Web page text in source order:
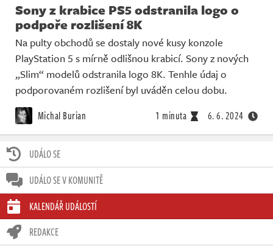
UDÁLO SE
UDÁLO SE V KOMUNITĚ
KALENDÁŘ UDÁLOSTÍ
REDAKCE
Sony z krabice PS5 odstranila logo o
podpoře rozlišení 8K
Na pulty obchodů se dostaly nové kusy konzole
PlayStation 5 s mírně odlišnou krabicí. Sony z nových
„Slim“ modelů odstranila logo 8K. Tenhle údaj o
podporovaném rozlišení byl uváděn celou dobu.
Michal Burian 1 minuta 6. 6. 2024